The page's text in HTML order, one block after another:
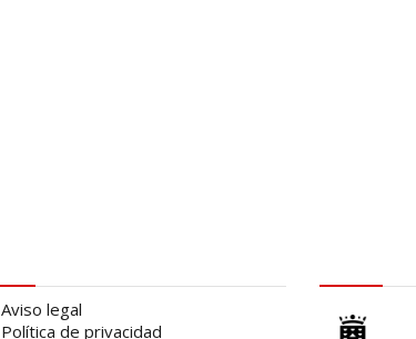
Aviso legal
Política de privacidad